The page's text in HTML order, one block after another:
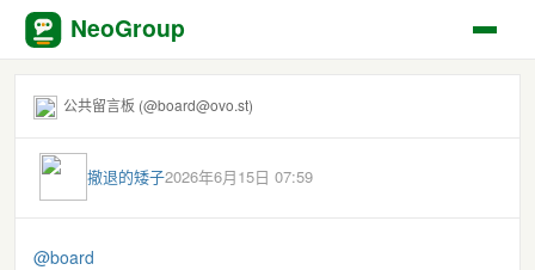
NeoGroup
公共留言板 (@board@ovo.st)
撤退的矮子2026年6月15日 07:59
@board